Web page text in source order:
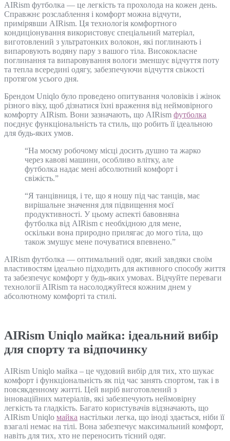
AIRism футболка — це легкість та прохолода на кожен день.
Справжнє розслаблення і комфорт можна відчути,
примірявши AIRism. Ця технологія комфортного
кондиціонування використовує спеціальний матеріал,
виготовлений з ультратонких волокон, які поглинають і
випаровують водяну пару з вашого тіла. Висококласне
поглинання та випаровування вологи зменшує відчуття поту
та тепла всередині одягу, забезпечуючи відчуття свіжості
протягом усього дня.
Брендом Uniqlo було проведено опитування чоловіків і жінок
різного віку, щоб дізнатися їхні враження від неймовірного
комфорту AIRism. Вони зазначають, що AIRism футболка
поєднує функціональність та стиль, що робить її ідеальною
для будь-яких умов.
“На моєму робочому місці досить душно та жарко
через кавові машини, особливо влітку, але
футболка надає мені абсолютний комфорт і
свіжість.”
“Я танцівниця, і те, що я ношу під час танців, має
вирішальне значення для підвищення моєї
продуктивності. У цьому аспекті бавовняна
футболка від AIRism є необхідною для мене,
оскільки вона природно прилягає до мого тіла, що
також змушує мене почуватися впевнено.”
AIRism футболка — оптимальний одяг, який завдяки своїм
властивостям ідеально підходить для активного способу життя
та забезпечує комфорт у будь-яких умовах. Відчуйте переваги
технології AIRism та насолоджуйтеся кожним днем у
абсолютному комфорті та стилі.
AIRism Uniqlo майка: ідеальний вибір
для спорту та відпочинку
AIRism Uniqlo майка – це чудовий вибір для тих, хто шукає
комфорт і функціональність як під час занять спортом, так і в
повсякденному житті. Цей виріб виготовлений з
інноваційних матеріалів, які забезпечують неймовірну
легкість та гладкість. Багато користувачів відзначають, що
AIRism Uniqlo майка настільки легка, що іноді здається, ніби її
взагалі немає на тілі. Вона забезпечує максимальний комфорт,
навіть для тих, хто не переносить тісний одяг.